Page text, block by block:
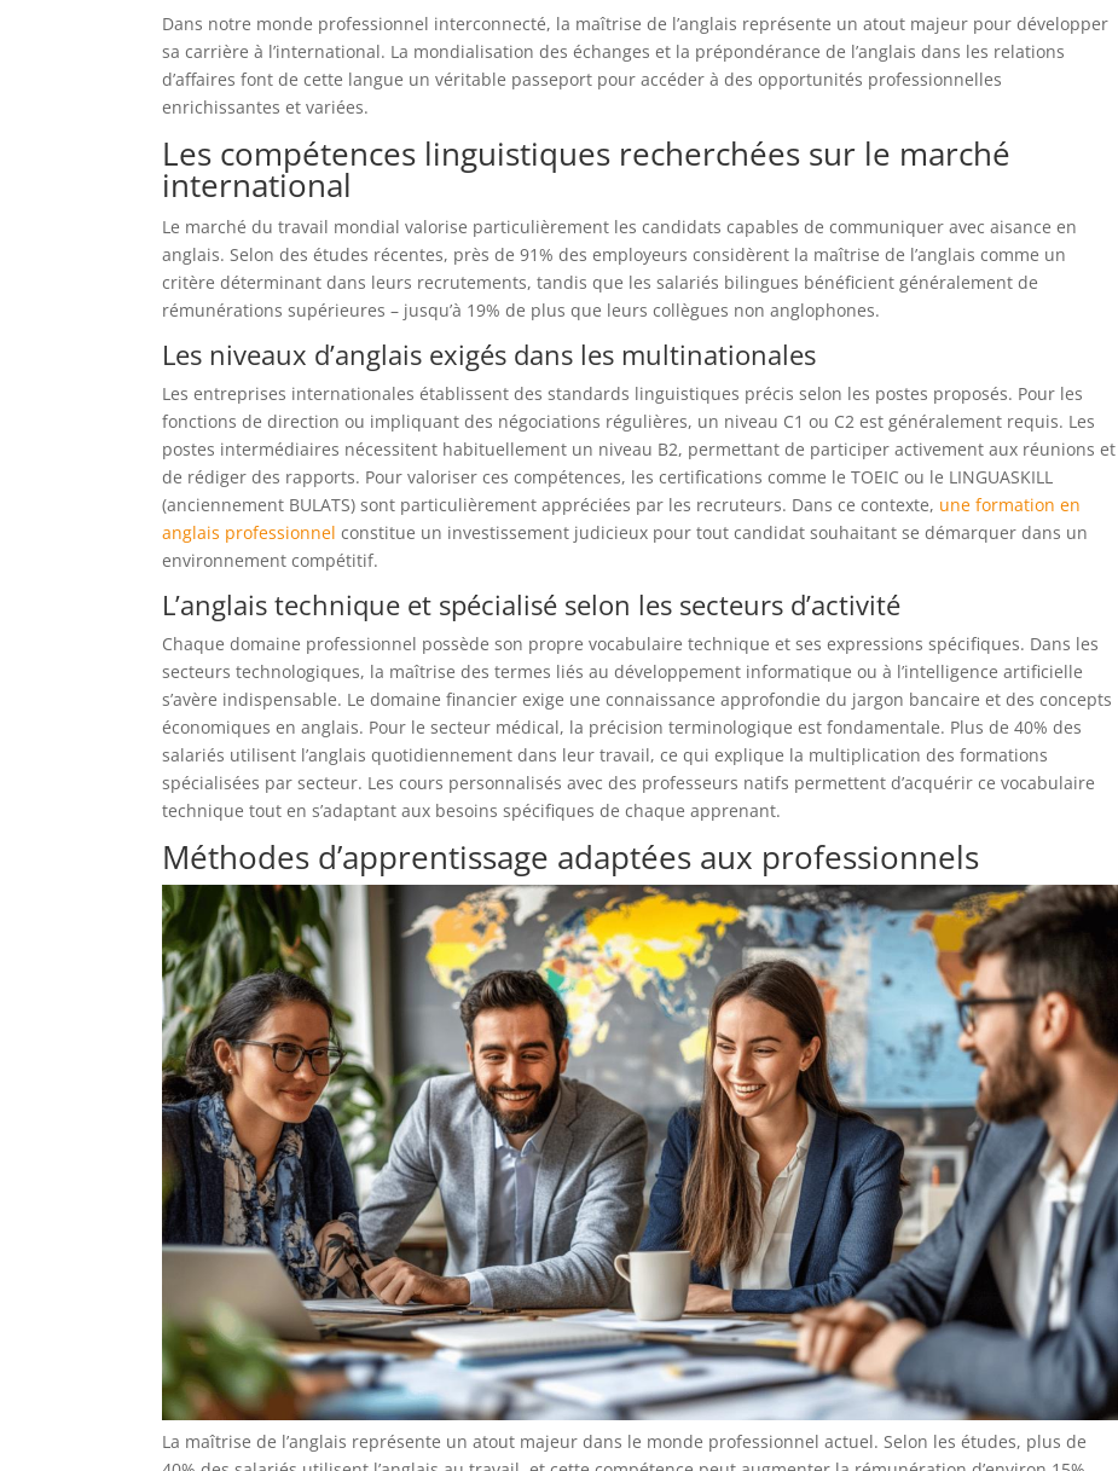
Dans notre monde professionnel interconnecté, la maîtrise de l’anglais représente un atout majeur pour développer
sa carrière à l’international. La mondialisation des échanges et la prépondérance de l’anglais dans les relations
d’affaires font de cette langue un véritable passeport pour accéder à des opportunités professionnelles
enrichissantes et variées.
Les compétences linguistiques recherchées sur le marché
international
Le marché du travail mondial valorise particulièrement les candidats capables de communiquer avec aisance en
anglais. Selon des études récentes, près de 91% des employeurs considèrent la maîtrise de l’anglais comme un
critère déterminant dans leurs recrutements, tandis que les salariés bilingues bénéficient généralement de
rémunérations supérieures – jusqu’à 19% de plus que leurs collègues non anglophones.
Les niveaux d’anglais exigés dans les multinationales
Les entreprises internationales établissent des standards linguistiques précis selon les postes proposés. Pour les
fonctions de direction ou impliquant des négociations régulières, un niveau C1 ou C2 est généralement requis. Les
postes intermédiaires nécessitent habituellement un niveau B2, permettant de participer activement aux réunions et
de rédiger des rapports. Pour valoriser ces compétences, les certifications comme le TOEIC ou le LINGUASKILL
(anciennement BULATS) sont particulièrement appréciées par les recruteurs. Dans ce contexte, une formation en
anglais professionnel constitue un investissement judicieux pour tout candidat souhaitant se démarquer dans un
environnement compétitif.
L’anglais technique et spécialisé selon les secteurs d’activité
Chaque domaine professionnel possède son propre vocabulaire technique et ses expressions spécifiques. Dans les
secteurs technologiques, la maîtrise des termes liés au développement informatique ou à l’intelligence artificielle
s’avère indispensable. Le domaine financier exige une connaissance approfondie du jargon bancaire et des concepts
économiques en anglais. Pour le secteur médical, la précision terminologique est fondamentale. Plus de 40% des
salariés utilisent l’anglais quotidiennement dans leur travail, ce qui explique la multiplication des formations
spécialisées par secteur. Les cours personnalisés avec des professeurs natifs permettent d’acquérir ce vocabulaire
technique tout en s’adaptant aux besoins spécifiques de chaque apprenant.
Méthodes d’apprentissage adaptées aux professionnels
La maîtrise de l’anglais représente un atout majeur dans le monde professionnel actuel. Selon les études, plus de